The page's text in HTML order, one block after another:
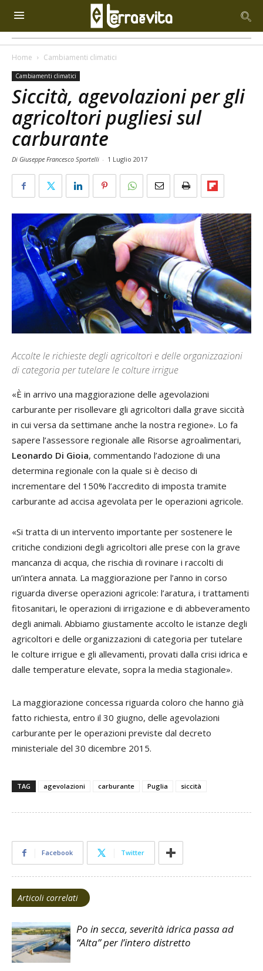
Home Cambiamenti climatici
Cambiamenti climatici
Siccità, agevolazioni per gli
agricoltori pugliesi sul
carburante
Di Giuseppe Francesco Sportelli - 1 Luglio 2017
Accolte le richieste degli agricoltori e delle organizzazioni
di categoria per tutelare le colture irrigue
«È in arrivo una maggiorazione delle agevolazioni
carburante per risollevare gli agricoltori dalla grave siccità
in cui versa da settimane anche la nostra regione». Lo fa
sapere l’assessore regionale alle Risorse agroalimentari,
Leonardo Di Gioia, commentando l’adozione di una
determina regionale con la quale si è deciso di
incrementare del 150% l’accredito di imposta tramite
carburante ad accisa agevolata per le operazioni agricole.
«Si tratta di un intervento importante per sostenere le
critiche condizioni degli agricoltori alle prese con la grave
mancanza di acqua, che rischia di rovinare i raccolti di
un’intera annata. La maggiorazione per l’anno in corso
riguarda diverse operazioni agricole: l’aratura, i trattamenti
fitosanitari, le operazioni di irrigazione e di abbeveramento
degli animali. Abbiamo giustamente accolto le istanze degli
agricoltori e delle organizzazioni di categoria per tutelare
le colture irrigue e gli allevamenti, provati dalla crisi idrica e
dalle temperature elevate, sopra la media stagionale».
La maggiorazione concessa riguarda coloro che hanno già
fatto richiesta, entro il 30 giugno, delle agevolazioni
carburante per le operazioni previste dal decreto
ministeriale del 30 dicembre 2015.
TAG agevolazioni carburante Puglia siccità
Facebook Twitter
Articoli correlati
Po in secca, severità idrica passa ad
“Alta” per l’intero distretto